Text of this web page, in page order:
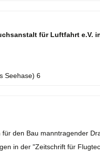
für Luftfahrt e.V.
Seehase) 6
den Bau manntragender
in der "Zeitschrift für